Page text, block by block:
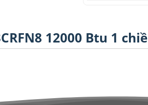
12000 Btu 1